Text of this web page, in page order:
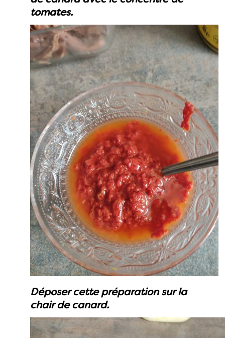
tomates.
Déposer cette préparation sur la
chair de canard.